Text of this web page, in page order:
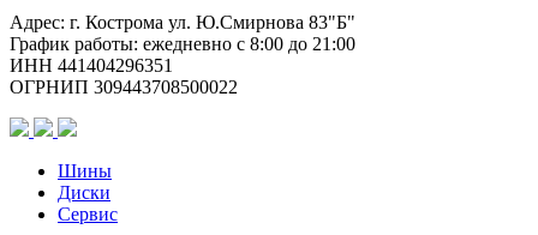
V-
525
TL
Адрес: г. Кострома ул. Ю.Смирнова 83"Б"
График работы: ежедневно с 8:00 до 21:00
ИНН 441404296351
ОГРНИП 309443708500022
Шины
Диски
Сервис